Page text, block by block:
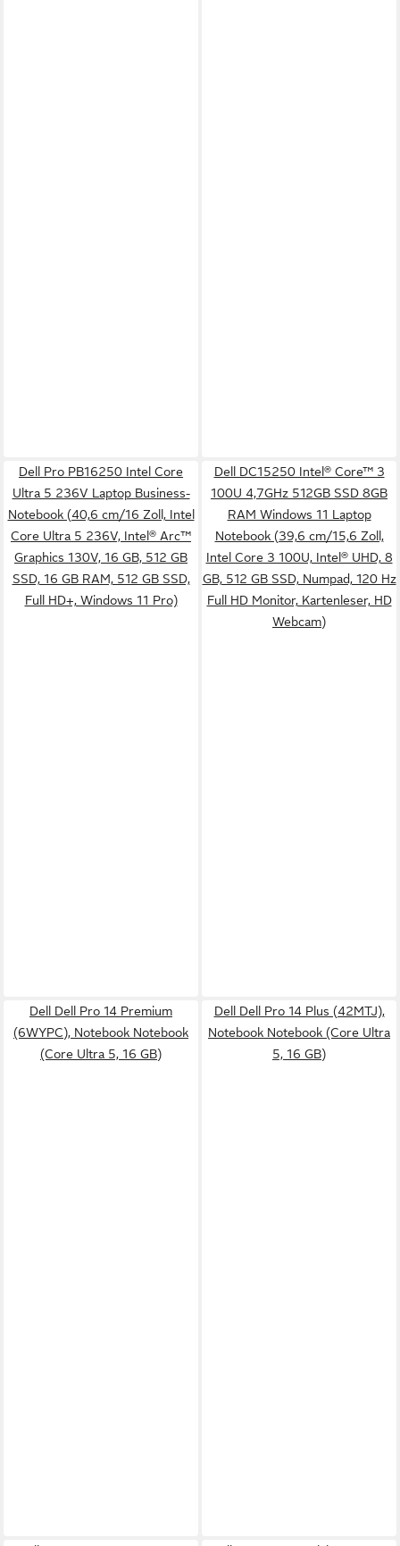
Dell Pro PB16250 Intel Core
Ultra 5 236V Laptop Business-
Notebook (40,6 cm/16 Zoll, Intel
Core Ultra 5 236V, Intel® Arc™
Graphics 130V, 16 GB, 512 GB
SSD, 16 GB RAM, 512 GB SSD,
Full HD+, Windows 11 Pro)
Dell DC15250 Intel® Core™ 3
100U 4,7GHz 512GB SSD 8GB
RAM Windows 11 Laptop
Notebook (39,6 cm/15,6 Zoll,
Intel Core 3 100U, Intel® UHD, 8
GB, 512 GB SSD, Numpad, 120 Hz
Full HD Monitor, Kartenleser, HD
Webcam)
Dell Dell Pro 14 Premium
(6WYPC), Notebook Notebook
(Core Ultra 5, 16 GB)
Dell Dell Pro 14 Plus (42MTJ),
Notebook Notebook (Core Ultra
5, 16 GB)